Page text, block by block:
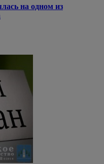
на одном из